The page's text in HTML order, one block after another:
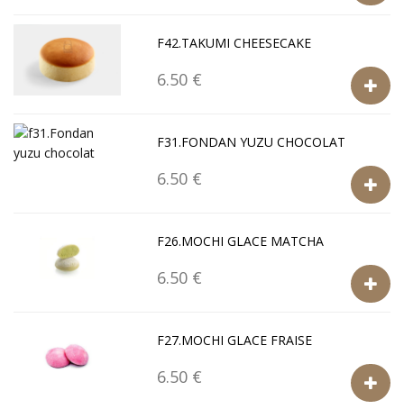
F42.TAKUMI CHEESECAKE
6.50 €
F31.FONDAN YUZU CHOCOLAT
6.50 €
F26.MOCHI GLACE MATCHA
6.50 €
F27.MOCHI GLACE FRAISE
6.50 €